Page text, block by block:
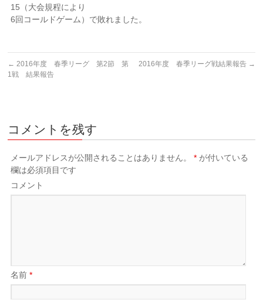
15（大会規程により
6回コールドゲーム）で敗れました。
← 2016年度 春季リーグ 第2節 第
1戦 結果報告
2016年度 春季リーグ戦結果報告 →
コメントを残す
メールアドレスが公開されることはありません。 * が付いている
欄は必須項目です
コメント
名前*